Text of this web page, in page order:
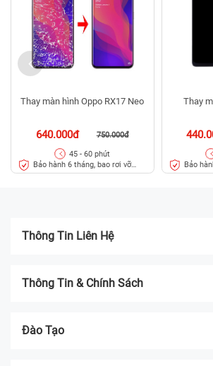
Thay màn hình Oppo RX17 Neo
640.000đ 750.000đ
45 - 60 phút
Bảo hành 6 tháng, bao rơi vỡ
kính
Thay
Bảo
kính
Thông Tin Liên Hệ
Thông Tin & Chính Sách
Đào Tạo